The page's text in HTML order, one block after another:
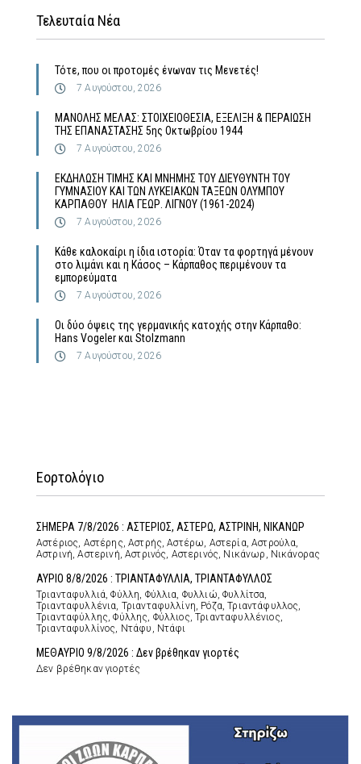
Τελευταία Νέα
Τότε, που οι προτομές ένωναν τις Μενετές!
7 Αυγούστου, 2026
MΑΝΟΛΗΣ ΜΕΛΑΣ: ΣΤΟΙΧΕΙΟΘΕΣΙΑ, ΕΞΕΛΙΞΗ & ΠΕΡΑΙΩΣΗ
ΤΗΣ ΕΠΑΝΑΣΤΑΣΗΣ 5ης Οκτωβρίου 1944
7 Αυγούστου, 2026
ΕΚΔΗΛΩΣΗ ΤΙΜΗΣ ΚΑΙ ΜΝΗΜΗΣ ΤΟΥ ΔΙΕΥΘΥΝΤΗ ΤΟΥ
ΓΥΜΝΑΣΙΟΥ ΚΑΙ ΤΩΝ ΛΥΚΕΙΑΚΩΝ ΤΑΞΕΩΝ ΟΛΥΜΠΟΥ
ΚΑΡΠΑΘΟΥ ΗΛΙΑ ΓΕΩΡ. ΛΙΓΝΟΥ (1961-2024)
7 Αυγούστου, 2026
Κάθε καλοκαίρι η ίδια ιστορία: Όταν τα φορτηγά μένουν
στο λιμάνι και η Κάσος – Κάρπαθος περιμένουν τα
εμπορεύματα
7 Αυγούστου, 2026
Οι δύο όψεις της γερμανικής κατοχής στην Κάρπαθο:
Hans Vogeler και Stolzmann
7 Αυγούστου, 2026
Εορτολόγιο
ΣΗΜΕΡΑ 7/8/2026 : ΑΣΤΕΡΙΟΣ, ΑΣΤΕΡΩ, ΑΣΤΡΙΝΗ, ΝΙΚΑΝΩΡ
Αστέριος, Αστέρης, Αστρής, Αστέρω, Αστερία, Αστρούλα,
Αστρινή, Αστερινή, Αστρινός, Αστερινός, Νικάνωρ, Νικάνορας
ΑΥΡΙΟ 8/8/2026 : ΤΡΙΑΝΤΑΦΥΛΛΙΑ, ΤΡΙΑΝΤΑΦΥΛΛΟΣ
Τριανταφυλλιά, Φύλλη, Φύλλια, Φυλλιώ, Φυλλίτσα,
Τριανταφυλλένια, Τριανταφυλλίνη, Ρόζα, Τριαντάφυλλος,
Τριανταφύλλης, Φύλλης, Φύλλιος, Τριανταφυλλένιος,
Τριανταφυλλίνος, Ντάφυ, Ντάφι
ΜΕΘΑΥΡΙΟ 9/8/2026 : Δεν βρέθηκαν γιορτές
Δεν βρέθηκαν γιορτές